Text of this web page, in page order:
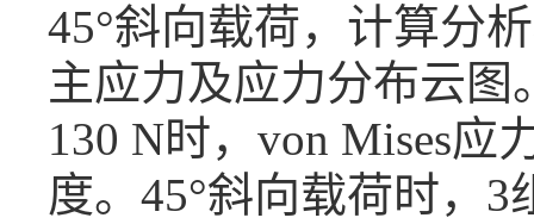
45°斜向载荷，计算分
主应力及应力分布云
130 N时，von Mises应
度。45°斜向载荷时，